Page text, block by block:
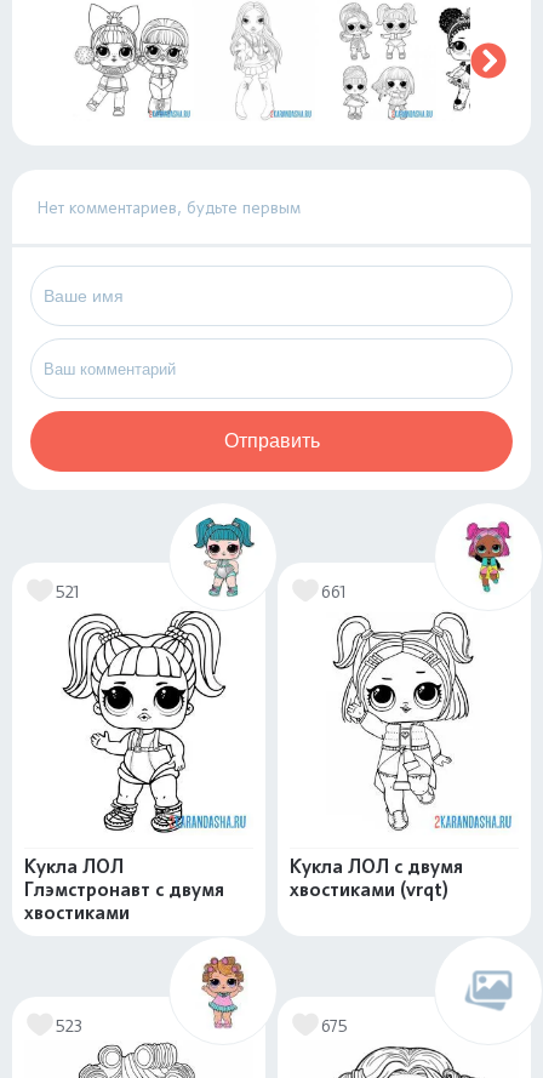
Нет комментариев, будьте первым
Отправить
521
Кукла ЛОЛ
Глэмстронавт с двумя
хвостиками
661
Кукла ЛОЛ с двумя
хвостиками (vrqt)
523 675